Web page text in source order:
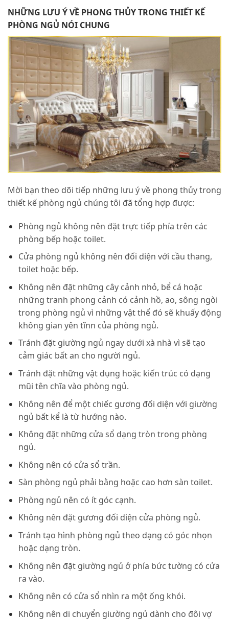
NHỮNG LƯU Ý VỀ PHONG THỦY TRONG THIẾT KẾ
PHÒNG NGỦ NÓI CHUNG
Mời bạn theo dõi tiếp những lưu ý về phong thủy trong
thiết kế phòng ngủ chúng tôi đã tổng hợp được:
Phòng ngủ không nên đặt trực tiếp phía trên các
phòng bếp hoặc toilet.
Cửa phòng ngủ không nên đối diện với cầu thang,
toilet hoặc bếp.
Không nên đặt những cây cảnh nhỏ, bể cá hoặc
những tranh phong cảnh có cảnh hồ, ao, sông ngòi
trong phòng ngủ vì những vật thể đó sẽ khuấy động
không gian yên tĩnn của phòng ngủ.
Tránh đặt giường ngủ ngay dưới xà nhà vì sẽ tạo
cảm giác bất an cho người ngủ.
Tránh đặt những vật dụng hoặc kiến trúc có dạng
mũi tên chĩa vào phòng ngủ.
Không nên để một chiếc gương đối diện với giường
ngủ bất kể là từ hướng nào.
Không đặt những cửa sổ dạng tròn trong phòng
ngủ.
Không nên có cửa sổ trần.
Sàn phòng ngủ phải bằng hoặc cao hơn sàn toilet.
Phòng ngủ nên có ít góc cạnh.
Không nên đặt gương đối diện cửa phòng ngủ.
Tránh tạo hình phòng ngủ theo dạng có góc nhọn
hoặc dạng tròn.
Không nên đặt giường ngủ ở phía bức tường có cửa
ra vào.
Không nên có cửa sổ nhìn ra một ống khói.
Không nên di chuyển giường ngủ dành cho đôi vợ